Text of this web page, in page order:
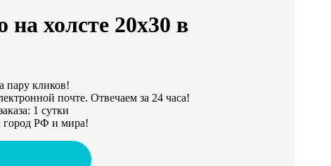
на холсте 20х30 в
пару кликов!
почте. Отвечаем за 24 часа!
1 сутки
РФ и мира!